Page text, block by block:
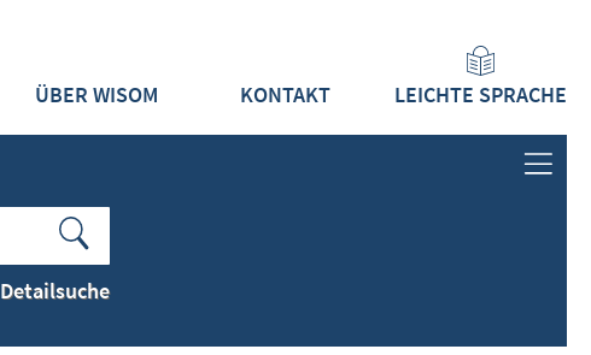
ÜBER WISOM KONTAKT LEICHTE SPRACHE
Detailsuche